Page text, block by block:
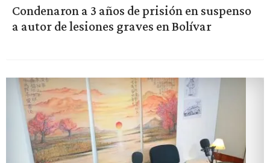
Condenaron a 3 años de prisión en suspenso
a autor de lesiones graves en Bolívar